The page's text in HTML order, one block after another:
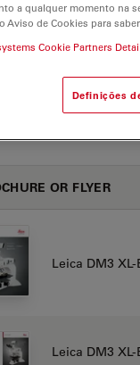
OR FLYER
Leica DM3
Leica DM3
a qualquer momento na
Aviso de Cookies para
Cookie Partners
Definições